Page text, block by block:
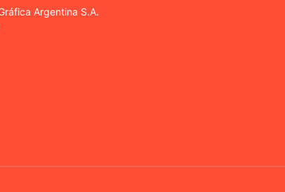
Argentina S.A.